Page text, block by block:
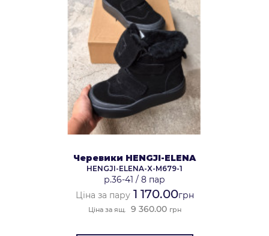
Черевики HENGJI-ELENA
HENGJI-ELENA-X-M679-1
р.36-41 / 8 пар
Ціна за пару1 170.00грн
Ціна за ящ. 9 360.00 грн